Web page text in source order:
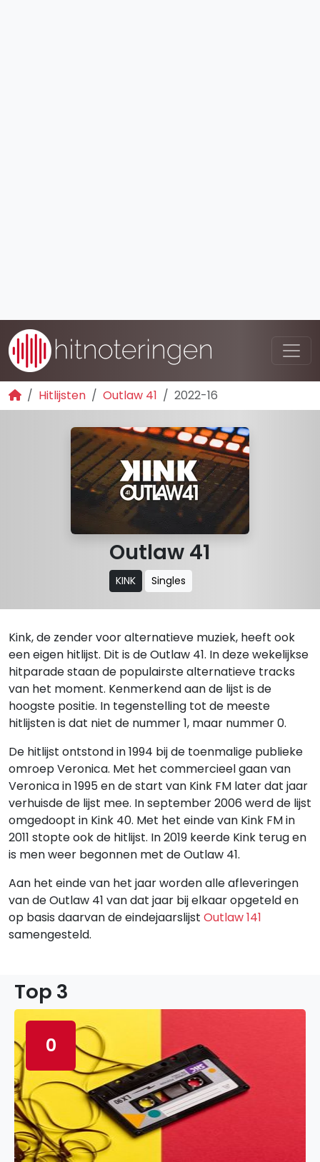
Hitlijsten Outlaw 41 2022-16
Outlaw 41
KINK Singles
Kink, de zender voor alternatieve muziek, heeft ook
een eigen hitlijst. Dit is de Outlaw 41. In deze wekelijkse
hitparade staan de populairste alternatieve tracks
van het moment. Kenmerkend aan de lijst is de
hoogste positie. In tegenstelling tot de meeste
hitlijsten is dat niet de nummer 1, maar nummer 0.
De hitlijst ontstond in 1994 bij de toenmalige publieke
omroep Veronica. Met het commercieel gaan van
Veronica in 1995 en de start van Kink FM later dat jaar
verhuisde de lijst mee. In september 2006 werd de lijst
omgedoopt in Kink 40. Met het einde van Kink FM in
2011 stopte ook de hitlijst. In 2019 keerde Kink terug en
is men weer begonnen met de Outlaw 41.
Aan het einde van het jaar worden alle afleveringen
van de Outlaw 41 van dat jaar bij elkaar opgeteld en
op basis daarvan de eindejaarslijst Outlaw 141
samengesteld.
Top 3
0